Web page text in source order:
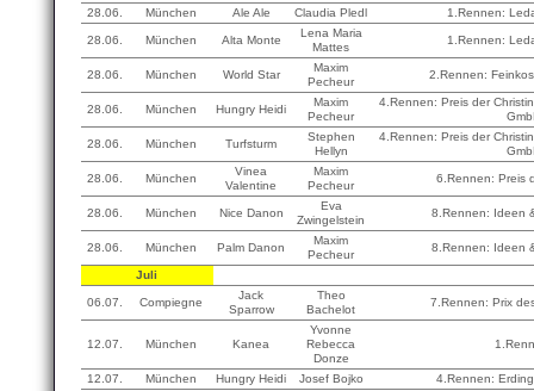
28.06. München Ale Ale Claudia Pledl 1.Rennen:
28.06. München Alta Monte
Lena Maria
Mattes
1.Rennen:
28.06. München World Star
Maxim
Pecheur
2.Rennen:
28.06. München Hungry Heidi
Maxim
Pecheur
4.Rennen: Preis der
28.06. München Turfsturm
Stephen
Hellyn
4.Rennen: Preis der
28.06. München
Vinea
Valentine
Maxim
Pecheur
6.Rennen: Preis
28.06. München Nice Danon
Eva
Zwingelstein
8.Rennen: Ideen
28.06. München Palm Danon
Maxim
Pecheur
8.Rennen: Ideen
Juli
06.07. Compiegne
Jack
Sparrow
Theo
Bachelot
7.Rennen: Prix
12.07. München Kanea
Yvonne
Rebecca
Donze
12.07. München Hungry Heidi Josef Bojko 4.Rennen: